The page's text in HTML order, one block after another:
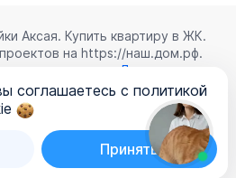
Аксая. Купить квартиру в ЖК.
на https://наш.дом.рф.
согласие с
Лицензионным
конфиденциальностии
данных
соглашаетесь с политикой
Принять